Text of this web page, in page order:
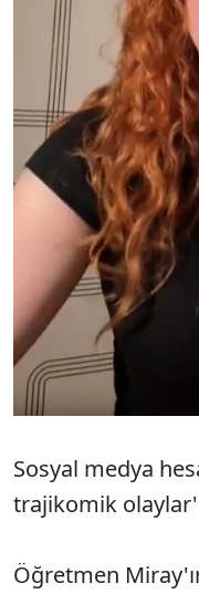
Sosyal medya
trajikomik olaylar'
Öğretmen